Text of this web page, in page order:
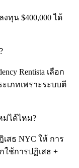
งทุน $400,000 ได้
Rentista เลือก
เภทเพราะระบบตี
ม่ได้ไหม?
สธ NYC ให้ การ
ใช้การปฏิเสธ +